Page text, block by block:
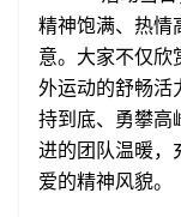
精神饱满、热情
意。大家不仅欣
外运动的舒畅活
持到底、勇攀高
进的团队温暖，
爱的精神风貌。